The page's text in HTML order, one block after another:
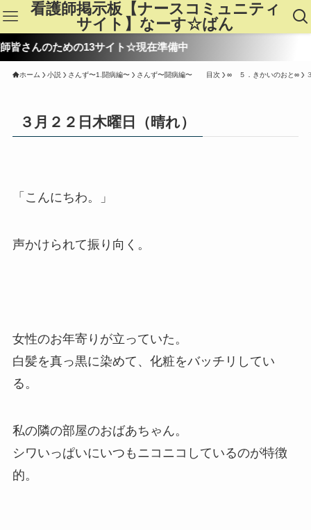
看護師掲示板【ナースコミュニティ
サイト】なーす☆ばん
ための13サイト☆現在準備中
ホーム 小説 さんず〜1.闘病編〜 さんず〜闘病編〜 目次 ∞ ５．きかいのおと∞
３月２２日木曜日（晴れ）
「こんにちわ。」
声かけられて振り向く。
女性のお年寄りが立っていた。
白髪を真っ黒に染めて、化粧をバッチリしてい
る。
私の隣の部屋のおばあちゃん。
シワいっぱいにいつもニコニコしているのが特徴
的。